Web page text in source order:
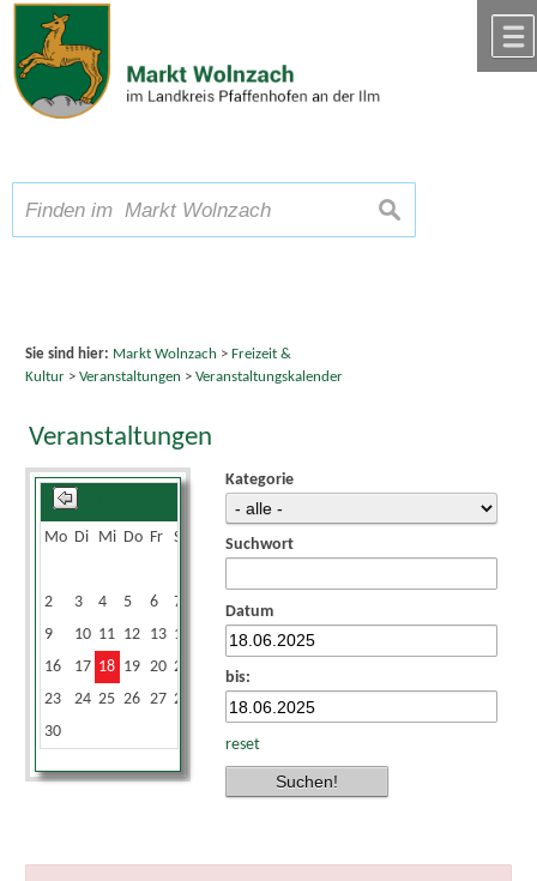
Zum Inhalt,zur Navigation
Schriftgröße A A A suchen
Sie sind hier: Markt Wolnzach > Freizeit &
Kultur> Veranstaltungen > Veranstaltungskalender
Veranstaltungen
Mo Di Mi Do Fr Sa
2
3 4 5 6 7
9
10 11 12 13 14
16
17 18 19 20 21
23
24 25 26 27 28
30
Kategorie
Suchwort
Datum
bis:
reset